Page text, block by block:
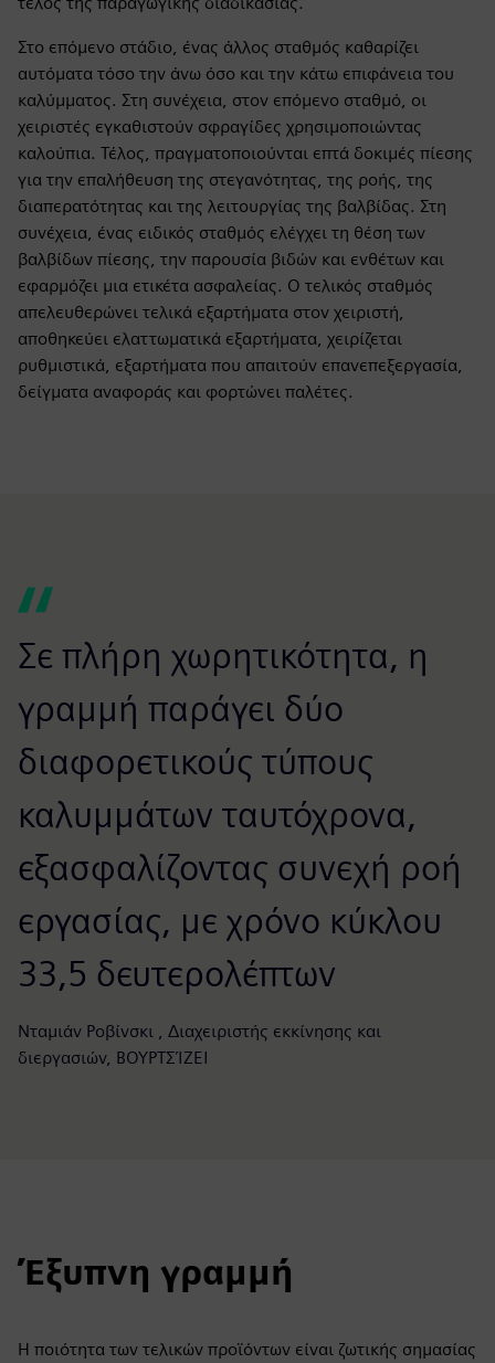
Στο επόμενο στάδιο, ένας άλλος σταθμός καθαρίζει
αυτόματα τόσο την άνω όσο και την κάτω επιφάνεια του
καλύμματος. Στη συνέχεια, στον επόμενο σταθμό, οι
χειριστές εγκαθιστούν σφραγίδες χρησιμοποιώντας
καλούπια. Τέλος, πραγματοποιούνται επτά δοκιμές πίεσης
για την επαλήθευση της στεγανότητας, της ροής, της
διαπερατότητας και της λειτουργίας της βαλβίδας. Στη
συνέχεια, ένας ειδικός σταθμός ελέγχει τη θέση των
βαλβίδων πίεσης, την παρουσία βιδών και ενθέτων και
εφαρμόζει μια ετικέτα ασφαλείας. Ο τελικός σταθμός
απελευθερώνει τελικά εξαρτήματα στον χειριστή,
αποθηκεύει ελαττωματικά εξαρτήματα, χειρίζεται
ρυθμιστικά, εξαρτήματα που απαιτούν επανεπεξεργασία,
δείγματα αναφοράς και φορτώνει παλέτες.
Σε πλήρη χωρητικότητα, η
γραμμή παράγει δύο
διαφορετικούς τύπους
καλυμμάτων ταυτόχρονα,
εξασφαλίζοντας συνεχή ροή
εργασίας, με χρόνο κύκλου
33,5 δευτερολέπτων
Νταμιάν Ροβίνσκι , Διαχειριστής εκκίνησης και
διεργασιών, ΒΟΥΡΤΣΊΖΕΙ
Έξυπνη γραμμή
Η ποιότητα των τελικών προϊόντων είναι ζωτικής σημασίας